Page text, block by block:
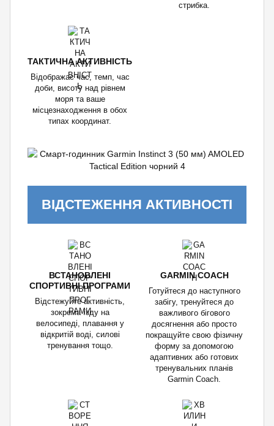
стрибка.
ТАКТИЧНА АКТИВНІСТЬ
Відображає час, темп, час
доби, висоту над рівнем
моря та ваше
місцезнаходження в обох
типах координат.
ВІДСТЕЖЕННЯ АКТИВНОСТІ
ВСТАНОВЛЕНІ
СПОРТИВНІ ПРОГРАМИ
Відстежуйте активність,
зокрема їзду на
велосипеді, плавання у
відкритій воді, силові
тренування тощо.
GARMIN COACH
Готуйтеся до наступного
забігу, тренуйтеся до
важливого бігового
досягнення або просто
покращуйте свою фізичну
форму за допомогою
адаптивних або готових
тренувальних планів
Garmin Coach.